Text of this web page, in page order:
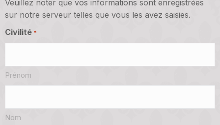
Veuillez noter que vos informations sont enregistrées
sur notre serveur telles que vous les avez saisies.
Civilité *
Prénom
Nom